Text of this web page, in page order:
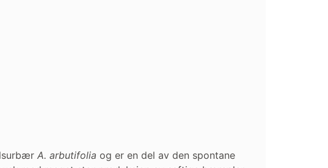
A. arbutifolia og er en del av den spontane